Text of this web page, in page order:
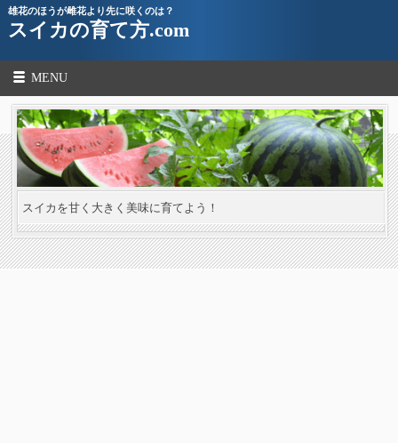
雄花のほうが雌花より先に咲くのは？
スイカの育て方.com
MENU
スイカを甘く大きく美味に育てよう！